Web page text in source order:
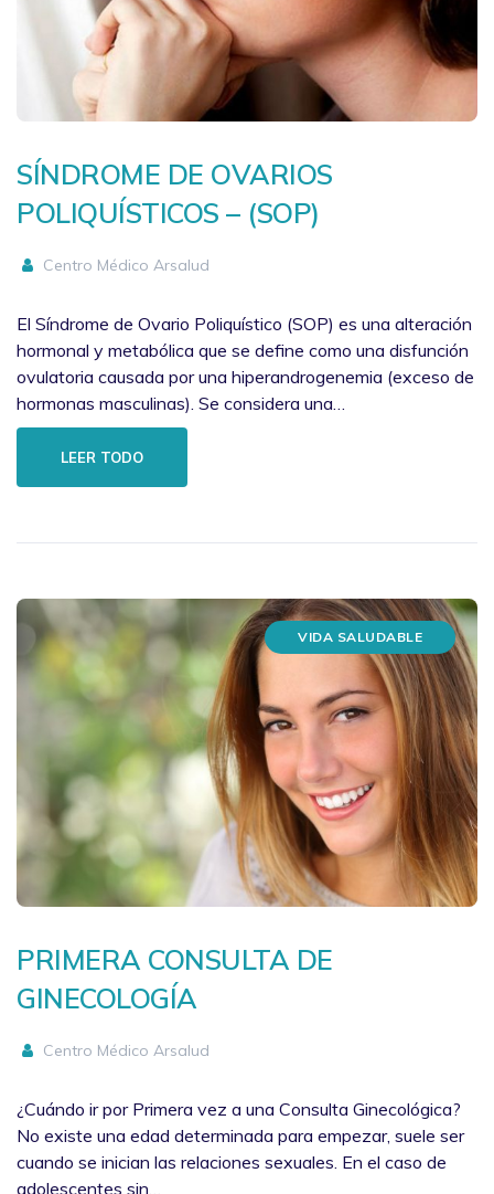
SÍNDROME DE OVARIOS
POLIQUÍSTICOS – (SOP)
Centro Médico Arsalud
El Síndrome de Ovario Poliquístico (SOP) es una alteración
hormonal y metabólica que se define como una disfunción
ovulatoria causada por una hiperandrogenemia (exceso de
hormonas masculinas). Se considera una…
LEER TODO
VIDA SALUDABLE
PRIMERA CONSULTA DE
GINECOLOGÍA
Centro Médico Arsalud
¿Cuándo ir por Primera vez a una Consulta Ginecológica?
No existe una edad determinada para empezar, suele ser
cuando se inician las relaciones sexuales. En el caso de
adolescentes sin…